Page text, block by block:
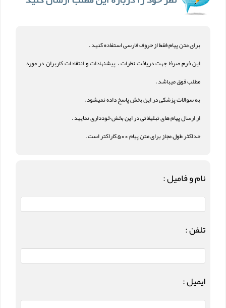
برای متن پیام فقط از حروف فارسی استفاده کنید .
این فرم صرفا جهت دریافت نظرات ، پیشنهادات و انتقادات کاربران در مورد
مطلب فوق میباشد .
به سوالات پزشکی در این بخش پاسخ داده نمیشود .
از ارسال پیام های تبلیغاتی در این بخش خودداری نمایید .
حداکثر طول مجاز برای متن پیام 500 کاراکتر است .
نام و فامیل :
تلفن :
ایمیل :